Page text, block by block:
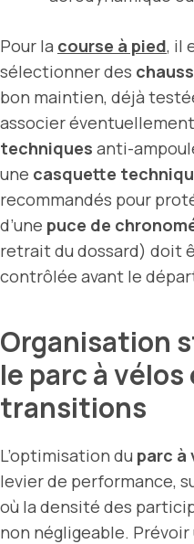
Pour la course à pied, il
sélectionner des
bon maintien, déjà
associer
techniques anti-
une casquette
recommandés pour
d’une puce de
retrait du dossard) doit
contrôlée avant le
Organisation
le parc à vélos
transitions
L’optimisation du parc à
levier de performance,
où la densité des
non négligeable. Prévoir